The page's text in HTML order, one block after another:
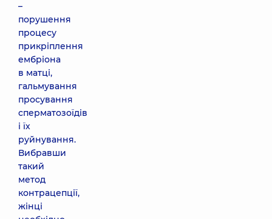
–
порушення
процесу
прикріплення
ембріона
в матці,
гальмування
просування
сперматозоїдів
і їх
руйнування.
Вибравши
такий
метод
контрацепції,
жінці